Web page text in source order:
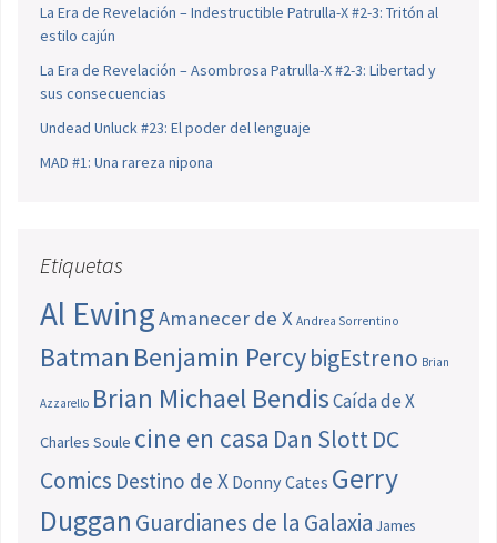
La Era de Revelación – Indestructible Patrulla-X #2-3: Tritón al
estilo cajún
La Era de Revelación – Asombrosa Patrulla-X #2-3: Libertad y
sus consecuencias
Undead Unluck #23: El poder del lenguaje
MAD #1: Una rareza nipona
Etiquetas
Al EwingAmanecer de X Andrea Sorrentino
Batman Benjamin PercybigEstreno Brian
Azzarello Brian Michael BendisCaída de X
Charles Soule cine en casa Dan SlottDC
Comics Destino de X Donny Cates Gerry
Duggan Guardianes de la Galaxia James